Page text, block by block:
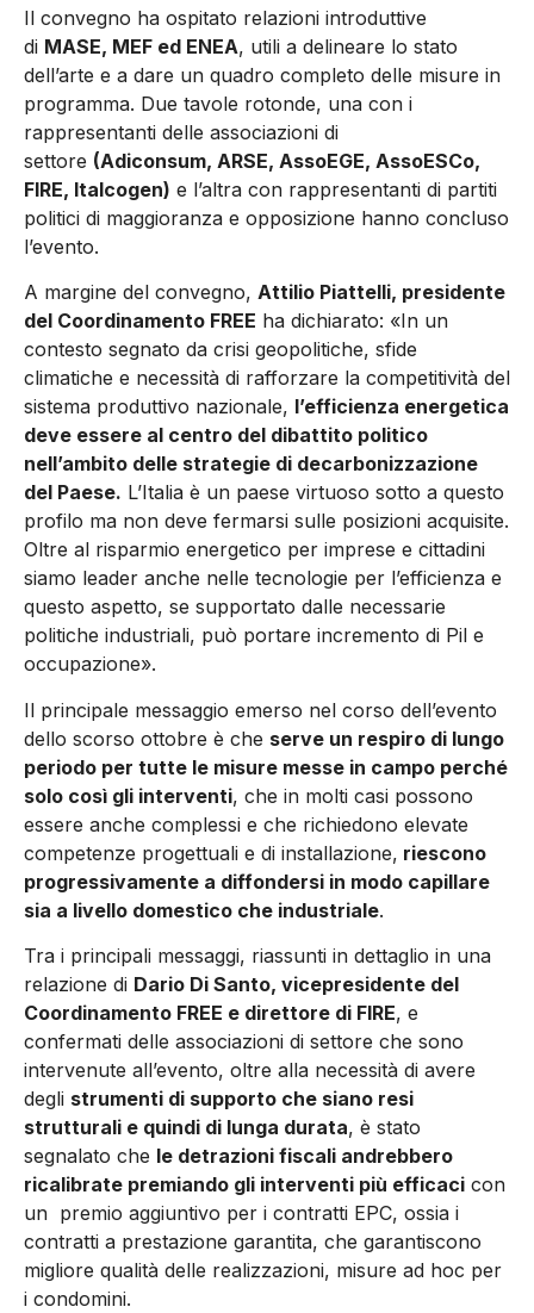
Il convegno ha ospitato relazioni introduttive
di MASE, MEF ed ENEA, utili a delineare lo stato
dell’arte e a dare un quadro completo delle misure in
programma. Due tavole rotonde, una con i
rappresentanti delle associazioni di
settore (Adiconsum, ARSE, AssoEGE, AssoESCo,
FIRE, Italcogen) e l’altra con rappresentanti di partiti
politici di maggioranza e opposizione hanno concluso
l’evento.
A margine del convegno, Attilio Piattelli, presidente
del Coordinamento FREE ha dichiarato: «In un
contesto segnato da crisi geopolitiche, sfide
climatiche e necessità di rafforzare la competitività del
sistema produttivo nazionale, l’efficienza energetica
deve essere al centro del dibattito politico
nell’ambito delle strategie di decarbonizzazione
del Paese. L’Italia è un paese virtuoso sotto a questo
profilo ma non deve fermarsi sulle posizioni acquisite.
Oltre al risparmio energetico per imprese e cittadini
siamo leader anche nelle tecnologie per l’efficienza e
questo aspetto, se supportato dalle necessarie
politiche industriali, può portare incremento di Pil e
occupazione».
Il principale messaggio emerso nel corso dell’evento
dello scorso ottobre è che serve un respiro di lungo
periodo per tutte le misure messe in campo perché
solo così gli interventi, che in molti casi possono
essere anche complessi e che richiedono elevate
competenze progettuali e di installazione, riescono
progressivamente a diffondersi in modo capillare
sia a livello domestico che industriale.
Tra i principali messaggi, riassunti in dettaglio in una
relazione di Dario Di Santo, vicepresidente del
Coordinamento FREE e direttore di FIRE, e
confermati delle associazioni di settore che sono
intervenute all’evento, oltre alla necessità di avere
degli strumenti di supporto che siano resi
strutturali e quindi di lunga durata, è stato
segnalato che le detrazioni fiscali andrebbero
ricalibrate premiando gli interventi più efficaci con
un premio aggiuntivo per i contratti EPC, ossia i
contratti a prestazione garantita, che garantiscono
migliore qualità delle realizzazioni, misure ad hoc per
i condomini.